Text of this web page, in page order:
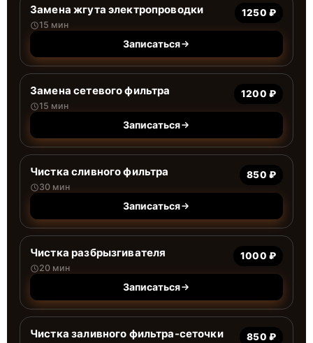
Замена жгута электропроводки
15 мин
1250 ₽
Записаться
Замена сетевого фильтра
15 мин
1200 ₽
Записаться
Чистка сливного фильтра
30 мин
850 ₽
Записаться
Чистка разбрызгивателя
20 мин
1000 ₽
Записаться
Чистка заливного фильтра-сеточки 850 ₽